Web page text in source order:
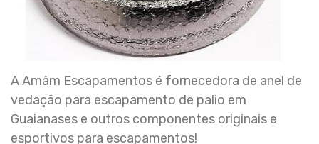
A Amâm Escapamentos é fornecedora de anel de
vedação para escapamento de palio em
Guaianases e outros componentes originais e
esportivos para escapamentos!